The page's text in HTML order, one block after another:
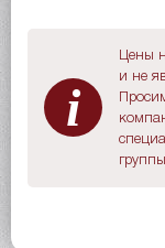
i
Цены
и не